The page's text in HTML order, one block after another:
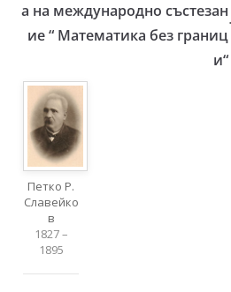
а на международно състезан
ие “ Математика без границ
и“
Петко Р.
Славейко
в
1827 –
1895